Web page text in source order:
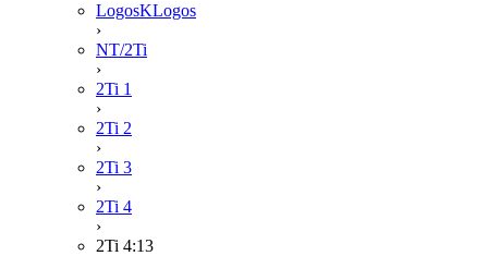
LogosKLogos
›
NT/2Ti
›
2Ti 1
›
2Ti 2
›
2Ti 3
›
2Ti 4
›
2Ti 4:13